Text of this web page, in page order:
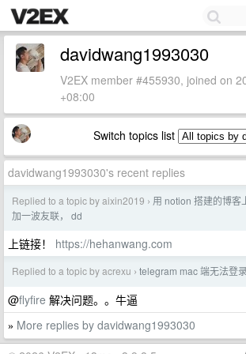
davidwang1993030
V2EX member #455930, joined on
+08:00
Switch topics list
davidwang1993030's recent replies
Replied to a topic by aixin2019 › 用 notion 搭建的博客
加一波友联， dd
上链接！ https://hehanwang.com
Replied to a topic by acrexu › telegram mac 端无法登
@flyfire 解决问题。。牛逼
» More replies by davidwang1993030